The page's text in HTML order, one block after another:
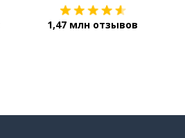
1,47 млн отзывов